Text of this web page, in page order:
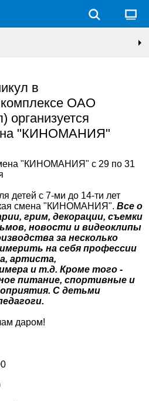
в
комплексе ОАО
"КИНОМАНИЯ"
"КИНОМАНИЯ" c 29 по 31
детей с 7-ми до 14-ти лет
смена "КИНОМАНИЯ". Все о
грим, декорации, съемки
новости и видеоклипы
за несколько
на себя профессии
артиста,
и т.д. Кроме того -
питание, спортивные и
С детьми
даром!